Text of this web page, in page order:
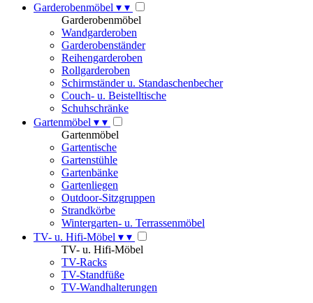
Garderobenmöbel ▾ ▾
Garderobenmöbel
Wandgarderoben
Garderobenständer
Reihengarderoben
Rollgarderoben
Schirmständer u. Standaschenbecher
Couch- u. Beistelltische
Schuhschränke
Gartenmöbel ▾ ▾
Gartenmöbel
Gartentische
Gartenstühle
Gartenbänke
Gartenliegen
Outdoor-Sitzgruppen
Strandkörbe
Wintergarten- u. Terrassenmöbel
TV- u. Hifi-Möbel ▾ ▾
TV- u. Hifi-Möbel
TV-Racks
TV-Standfüße
TV-Wandhalterungen